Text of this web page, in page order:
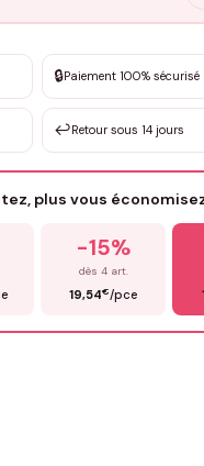
de 3 à 10€ selon la demande
🔒Paiement 100% sécurisé
↩️Retour sous 14 jours
plus vous
-15%
dès 4 art.
19,54€/pce